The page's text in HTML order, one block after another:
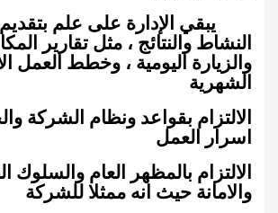
يبقي الإدارة على علم بتقديم
النشاط والنتائج ، مثل تقارير
والزيارة اليومية ، وخطط العمل
الشهرية
الالتزام بقواعد ونظام الشركة
اسرار العمل
الالتزام بالمظهر العام والسلوك
والامانة حيث انه ممثلا للشركة